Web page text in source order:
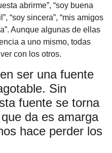
abrirme”, “soy buena
“soy sincera”, “mis amigos
Aunque algunas de ellas
a uno mismo, todas
con los otros.
ser una fuente
Sin
fuente se torna
da es amarga
hace perder los